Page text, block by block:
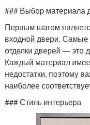
### Выбор материала
Первым шагом
входной двери.
отделки дверей — это
Каждый материал
недостатки, поэтому
наиболее
### Стиль интерьера